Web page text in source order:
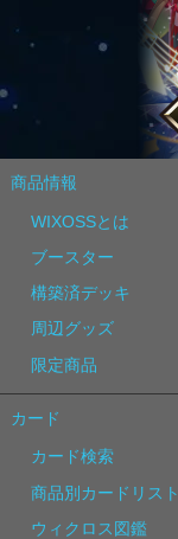
商品情報
WIXOSSとは
ブースター
構築済デッキ
周辺グッズ
限定商品
カード
カード検索
商品別カードリスト
ウィクロス図鑑